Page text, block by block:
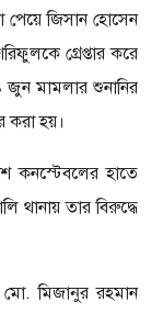
পেয়ে জিসান হোসেন
গ্রেপ্তার করে
জুন মামলার শুনানির
করা হয়।
কনস্টেবলের হাতে
থানায় তার বিরুদ্ধে
মো. মিজানুর রহমান